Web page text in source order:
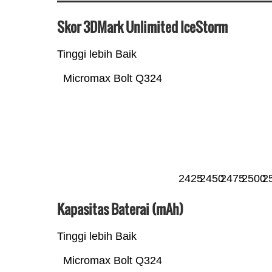
Skor 3DMark Unlimited IceStorm
Tinggi lebih Baik
Micromax Bolt Q324
2425245024752500
Kapasitas Baterai (mAh)
Tinggi lebih Baik
Micromax Bolt Q324